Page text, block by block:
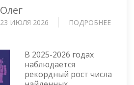
Олег
23 ИЮЛЯ 2026 ПОДРОБНЕЕ
ЗА
В 2025-2026 годах
наблюдается
рекордный рост числа